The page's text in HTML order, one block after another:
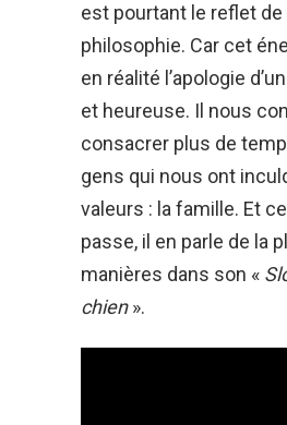
est pourtant le reflet de
philosophie. Car cet
en réalité l’apologie
et heureuse. Il nous
consacrer plus de
gens qui nous ont
valeurs : la famille. Et
passe, il en parle de la
manières dans son «
chien».